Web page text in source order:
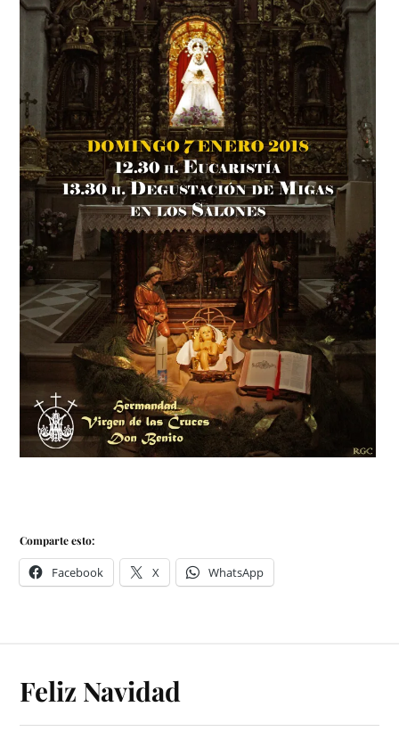
Comparte esto:
Facebook X WhatsApp
Feliz Navidad